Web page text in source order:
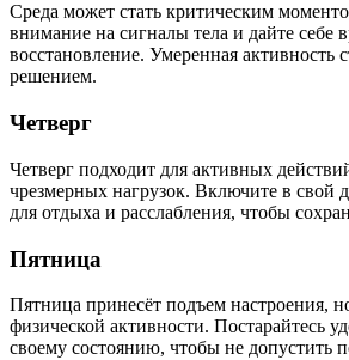
Среда может стать критическим
внимание на сигналы тела и дайте себе
восстановление. Умеренная активность
решением.
Четверг
Четверг подходит для активных
чрезмерных нагрузок. Включите в свой
для отдыха и расслабления, чтобы
Пятница
Пятница принесёт подъем настроения,
физической активности. Постарайтесь
своему состоянию, чтобы не допустить